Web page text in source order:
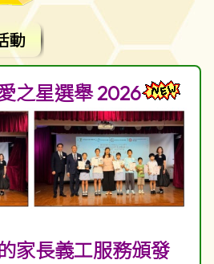
動
之星選舉 2026
家長義工服務頒發